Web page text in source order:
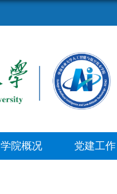
学院概况 党建工作